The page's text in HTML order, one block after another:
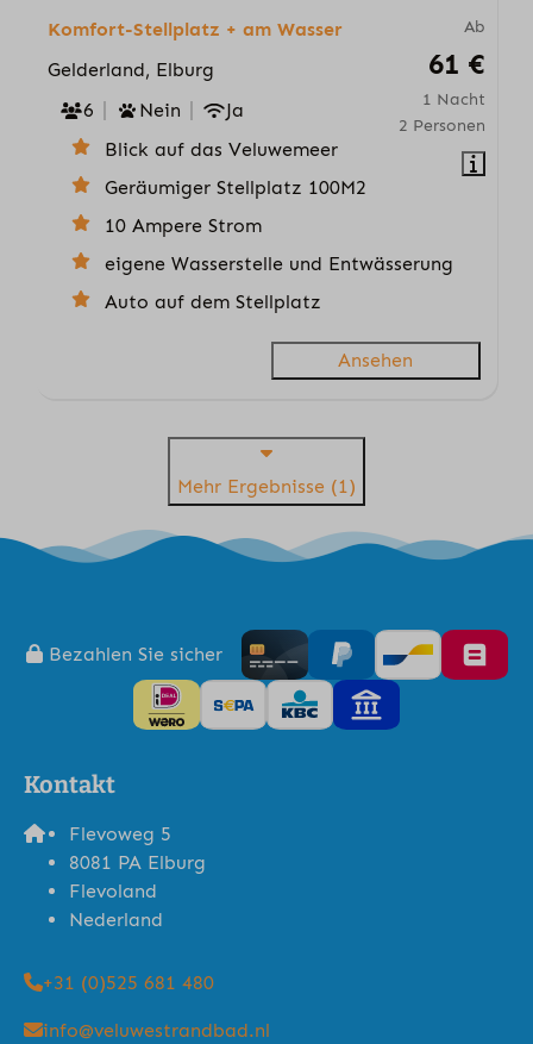
Ab
61 €
1 Nacht
2 Personen
Komfort-Stellplatz + am Wasser
Gelderland, Elburg
6
Nein
Ja
Blick auf das Veluwemeer
Geräumiger Stellplatz 100M2
10 Ampere Strom
eigene Wasserstelle und Entwässerung
Auto auf dem Stellplatz
Ansehen
Mehr Ergebnisse (1)
Bezahlen Sie sicher
Kontakt
Flevoweg 5
8081 PA Elburg
Flevoland
Nederland
+31 (0)525 681 480
info@veluwestrandbad.nl